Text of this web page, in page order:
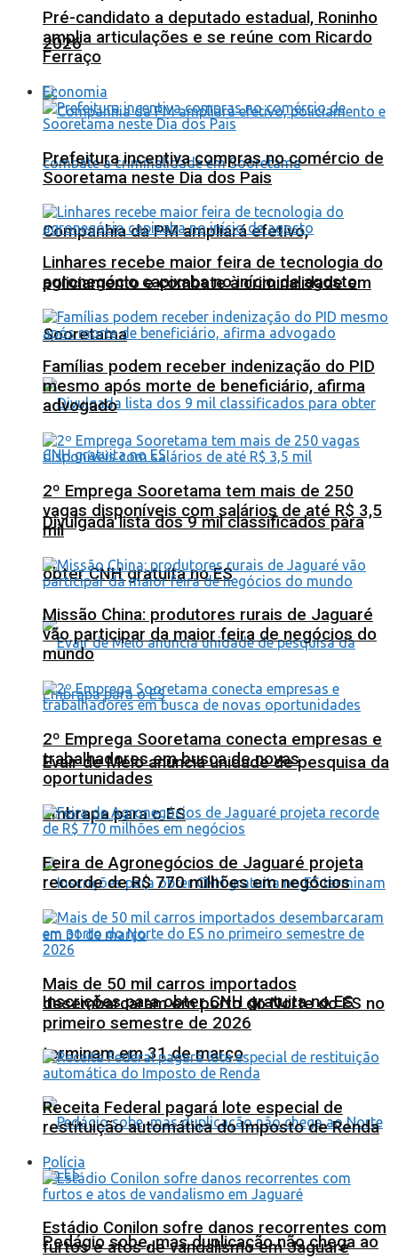
2026
Companhia da PM ampliará efetivo,
policiamento e combate à criminalidade em
Sooretama
Divulgada lista dos 9 mil classificados para
obter CNH gratuita no ES
Evair de Melo anuncia unidade de pesquisa da
Embrapa para o ES
Inscrições para obter CNH gratuita no ES
terminam em 31 de março
Pedágio sobe, mas duplicação não chega ao
Pré-candidato a deputado estadual, Roninho
amplia articulações e se reúne com Ricardo
Ferraço
Economia
Prefeitura incentiva compras no comércio de
Sooretama neste Dia dos Pais
Linhares recebe maior feira de tecnologia do
agronegócio capixaba no início de agosto
Famílias podem receber indenização do PID
mesmo após morte de beneficiário, afirma
advogado
2º Emprega Sooretama tem mais de 250
vagas disponíveis com salários de até R$ 3,5
mil
Missão China: produtores rurais de Jaguaré
vão participar da maior feira de negócios do
mundo
2º Emprega Sooretama conecta empresas e
trabalhadores em busca de novas
oportunidades
Feira de Agronegócios de Jaguaré projeta
recorde de R$ 770 milhões em negócios
Mais de 50 mil carros importados
desembarcaram em porto do Norte do ES no
primeiro semestre de 2026
Receita Federal pagará lote especial de
restituição automática do Imposto de Renda
Polícia
Estádio Conilon sofre danos recorrentes com
furtos e atos de vandalismo em Jaguaré